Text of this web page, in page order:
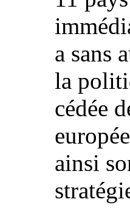
a sans
la
cédée
ainsi